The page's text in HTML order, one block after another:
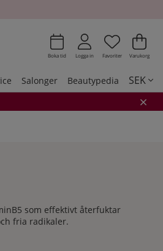
Boka tid Logga in Antal i
.
Favoriter .
Varukorg
Salonger Beautypedia SEK
som effektivt återfuktar
fria radikaler.